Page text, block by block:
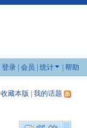
登录| 会员 统计 帮助
收藏本版 |我的话题